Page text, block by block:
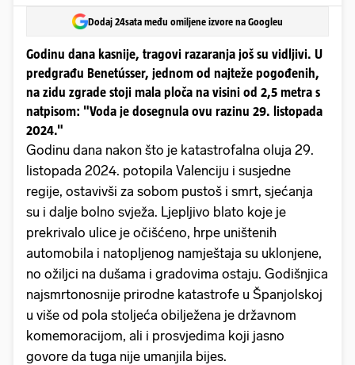
Dodaj 24sata među omiljene izvore na Googleu
Godinu dana kasnije, tragovi razaranja još su vidljivi. U
predgrađu Benetússer, jednom od najteže pogođenih,
na zidu zgrade stoji mala ploča na visini od 2,5 metra s
natpisom: "Voda je dosegnula ovu razinu 29. listopada
2024."
Godinu dana nakon što je katastrofalna oluja 29.
listopada 2024. potopila Valenciju i susjedne
regije, ostavivši za sobom pustoš i smrt, sjećanja
su i dalje bolno svježa. Ljepljivo blato koje je
prekrivalo ulice je očišćeno, hrpe uništenih
automobila i natopljenog namještaja su uklonjene,
no ožiljci na dušama i gradovima ostaju. Godišnjica
najsmrtonosnije prirodne katastrofe u Španjolskoj
u više od pola stoljeća obilježena je državnom
komemoracijom, ali i prosvjedima koji jasno
govore da tuga nije umanjila bijes.